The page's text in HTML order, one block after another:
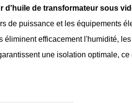
d'huile de transformateur sous
de puissance et les équipements
éliminent efficacement l'humidité,
une isolation optimale,